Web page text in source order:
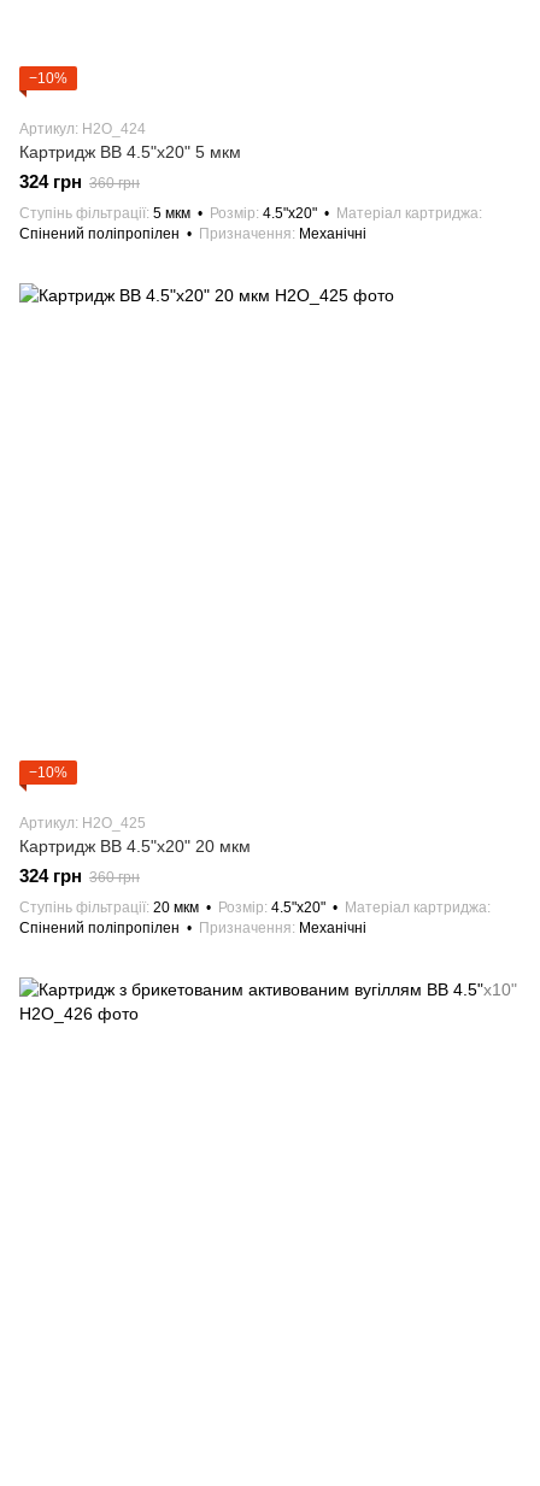
−10%
Артикул: H2О_424
Картридж BB 4.5"х20" 5 мкм
324 грн 360 грн
Ступінь фільтрації 5 мкм Розмір 4.5"х20"
Матеріал картриджа
Спінений поліпропілен
Призначення Механічні
−10%
Артикул: H2О_425
Картридж BB 4.5"х20" 20 мкм
324 грн 360 грн
Ступінь фільтрації 20 мкм Розмір 4.5"х20"
Матеріал картриджа
Спінений поліпропілен
Призначення Механічні